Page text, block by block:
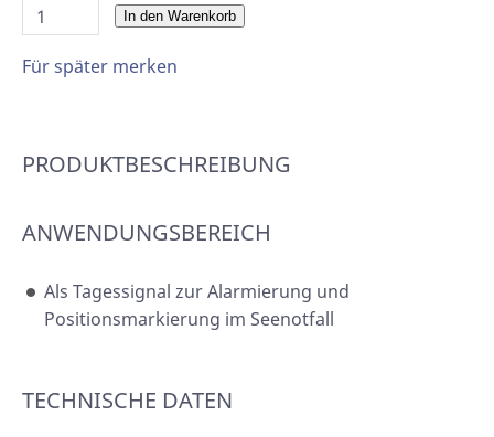
In den Warenkorb
Für später merken
PRODUKTBESCHREIBUNG
ANWENDUNGSBEREICH
Als Tagessignal zur Alarmierung und
Positionsmarkierung im Seenotfall
TECHNISCHE DATEN